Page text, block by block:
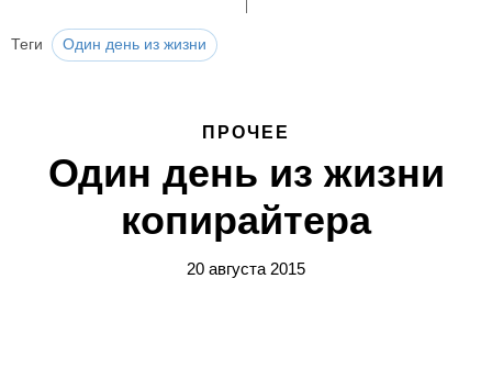
Теги Один день из жизни
ПРОЧЕЕ
Один день из жизни
копирайтера
20 августа 2015